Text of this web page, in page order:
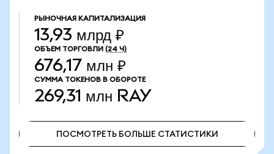
РЫНОЧНАЯ КАПИТАЛИЗАЦИЯ
13,93 млрд ₽
ОБЪЕМ ТОРГОВЛИ (24 Ч)
676,17 млн ₽
СУММА ТОКЕНОВ В ОБОРОТЕ
269,31 млн RAY
ПОСМОТРЕТЬ БОЛЬШЕ СТАТИСТИКИ